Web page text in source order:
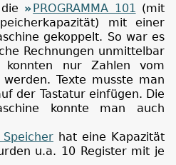
PROGRAMMA 101 (mit
mit einer
gekoppelt. So war es
Rechnungen unmittelbar
konnten nur Zahlen vom
Texte musste man
der Tastatur einfügen. Die
konnte man auch
hat eine Kapazität
u.a. 10 Register mit je